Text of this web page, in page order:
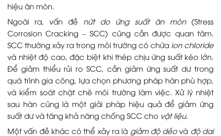
hiệu ăn mòn.
Ngoài ra, vấn đề nứt do ứng suất ăn mòn(Stress
Corrosion Cracking – SCC) cũng cần được quan tâm.
SCC thường xảy ra trong môi trường có chứa ion chloride
và nhiệt độ cao, đặc biệt khi thép chịu ứng suất kéo lớn.
Để giảm thiểu rủi ro SCC, cần giảm ứng suất dư trong
quá trình gia công, lựa chọn phương pháp hàn phù hợp,
và kiểm soát chặt chẽ môi trường làm việc. Xử lý nhiệt
sau hàn cũng là một giải pháp hiệu quả để giảm ứng
suất dư và tăng khả năng chống SCC cho vật liệu.
Một vấn đề khác có thể xảy ra là giảm độ dẻovà độ dai